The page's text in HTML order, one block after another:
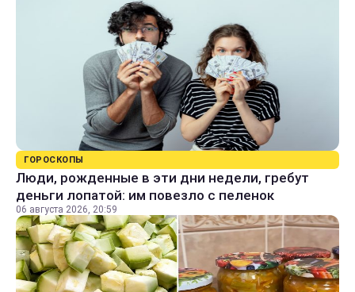
ГОРОСКОПЫ
Люди, рожденные в эти дни недели, гребут
деньги лопатой: им повезло с пеленок
06 августа 2026, 20:59